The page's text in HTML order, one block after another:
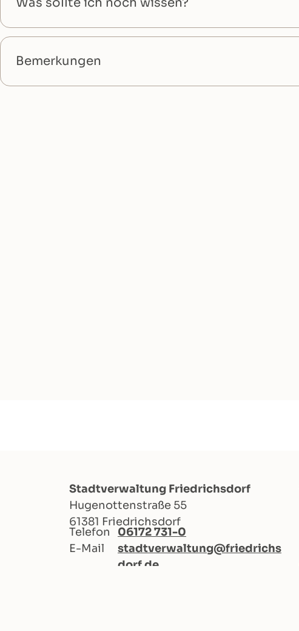
Bemerkungen
Stadtverwaltung Friedrichsdorf
Hugenottenstraße 55
61381 Friedrichsdorf
Telefon
06172 731-0
E-Mail
stadtverwaltung@friedrichs
dorf.de